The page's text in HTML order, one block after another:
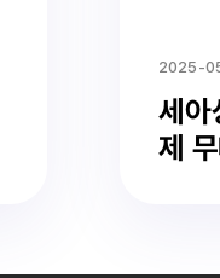
2025-
세아
제